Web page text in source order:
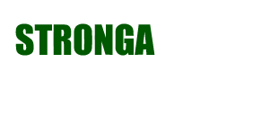
direkte
indhold
direkte
direkte